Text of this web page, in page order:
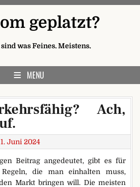
geplatzt?
was Feines. Meistens.
MENU
Ach,
1. Juni 2024
Beitrag angedeutet, gibt es für
Regeln, die man einhalten muss,
Markt bringen will. Die meisten